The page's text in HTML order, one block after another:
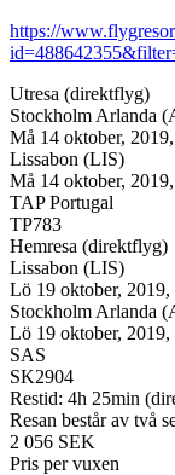
https://
Utresa (direktflyg)
Stockholm Arlanda
Må 14 oktober,
Lissabon (LIS)
Må 14 oktober,
TAP Portugal
TP783
Hemresa (direktflyg)
Lissabon (LIS)
Lö 19 oktober, 2019,
Stockholm Arlanda
Lö 19 oktober, 2019,
SAS
SK2904
Restid: 4h 25min
Resan består av två
2 056 SEK
Pris per vuxen